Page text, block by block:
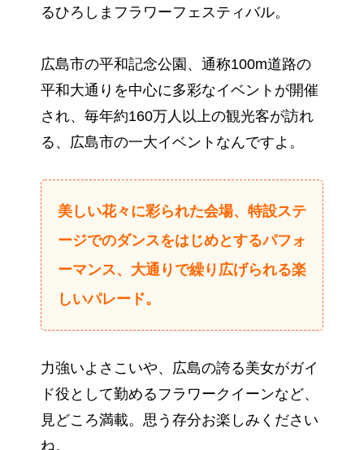
るひろしまフラワーフェスティバル。
広島市の平和記念公園、通称100m道路の
平和大通りを中心に多彩なイベントが開催
され、毎年約160万人以上の観光客が訪れ
る、広島市の一大イベントなんですよ。
美しい花々に彩られた会場、特設ステ
ージでのダンスをはじめとするパフォ
ーマンス、大通りで繰り広げられる楽
しいパレード。
力強いよさこいや、広島の誇る美女がガイ
ド役として勤めるフラワークイーンなど、
見どころ満載。思う存分お楽しみください
ね。